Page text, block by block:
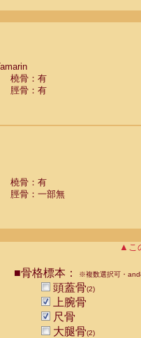
橈骨：有
脛骨：有
橈骨：有
脛骨：一部無
▲こ
■骨格標本： ※複数選択可・and
頭蓋骨(2)
上腕骨
尺骨
大腿骨(2)